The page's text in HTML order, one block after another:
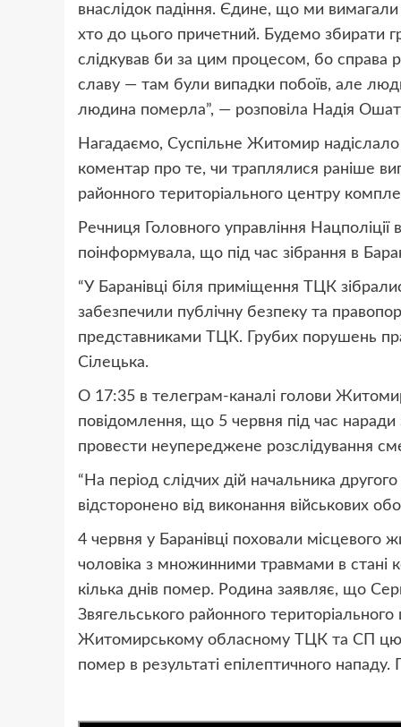
внаслідок падіння. Єдине, що ми
хто до цього причетний. Будемо збирати
слідкував би за цим процесом, бо справа
славу — там були випадки побоїв, але
людина померла”, — розповіла Надія
Нагадаємо, Суспільне Житомир
коментар про те, чи траплялися раніше
районного територіального центру
Речниця Головного управління
поінформувала, що під час зібрання в
“У Баранівці біля приміщення ТЦК
забезпечили публічну безпеку та
представниками ТЦК. Грубих порушень
Сілецька.
О 17:35 в телеграм-каналі голови
повідомлення, що 5 червня під час наради
провести неупереджене розслідування
“На період слідчих дій начальника
відсторонено від виконання військових
4 червня у Баранівці поховали місцевого
чоловіка з множинними травмами в стані
кілька днів помер. Родина заявляє, що
Звягельського районного
Житомирському обласному ТЦК та СП цю
помер в результаті епілептичного нападу.